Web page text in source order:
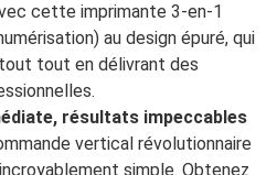
cette imprimante 3-en-1
au design épuré, qui
tout en délivrant des
résultats impeccables
vertical révolutionnaire
simple. Obtenez